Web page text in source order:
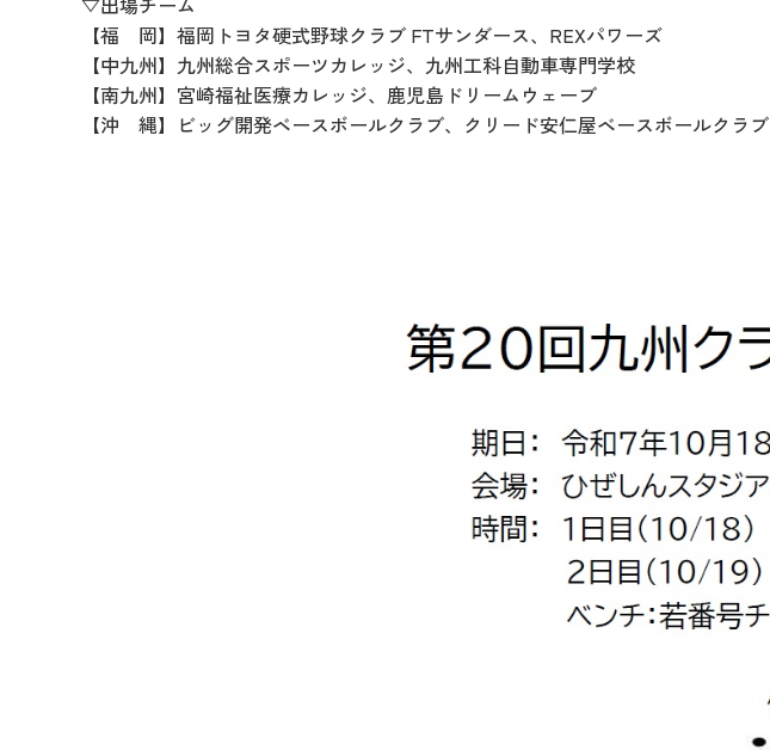
【福 岡】福岡トヨタ硬式野球クラブ FTサンダース、REXパワーズ
【中九州】九州総合スポーツカレッジ、九州工科自動車専門学校
【南九州】宮崎福祉医療カレッジ、鹿児島ドリームウェーブ
【沖 縄】ビッグ開発ベースボールクラブ、クリード安仁屋ベースボールクラブ